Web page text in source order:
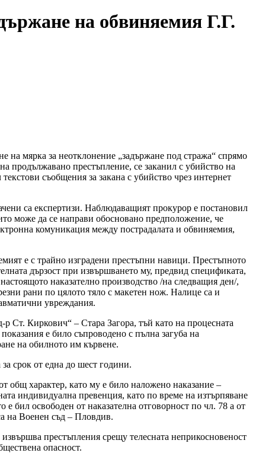
на обвиняемия Г.Г.
на мярка за неотклонение „задържане под стража“ спрямо
продължавано престъпление, се заканил с убийство на
съобщения за закана с убийство чрез интернет
са експертизи. Наблюдаващият прокурор е постановил
може да се направи обосновано предположение, че
комуникация между пострадалата и обвиняемия,
е с трайно изградени престъпни навици. Престъпното
дързост при извършването му, предвид спецификата,
наказателно производство /на следващия ден/,
рани по цялото тяло с макетен нож. Налице са и
увреждания.
Ст. Киркович“ – Стара Загора, тъй като на процесната
е било съпроводено с пълна загуба на
на обилното им кървене.
срок от една до шест години.
общ характер, като му е било наложено наказание –
индивидуална превенция, като по време на изтърпяване
бил освободен от наказателна отговорност по чл. 78 а от
на Военен съд – Пловдив.
престъпления срещу телесната неприкосновеност
опасност.